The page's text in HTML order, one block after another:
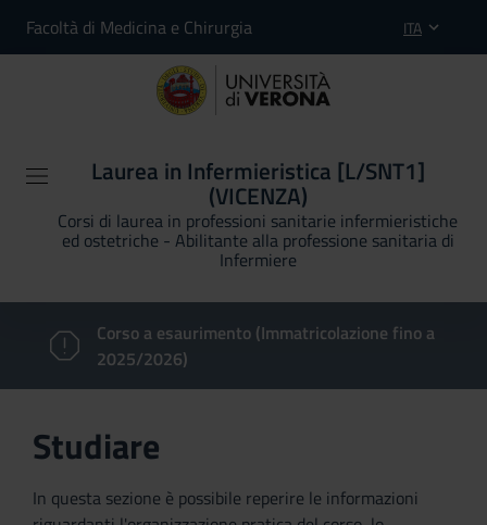
Facoltà di Medicina e Chirurgia ITA
Laurea in Infermieristica [L/SNT1]
(VICENZA)
Corsi di laurea in professioni sanitarie infermieristiche
ed ostetriche - Abilitante alla professione sanitaria di
Infermiere
Corso a esaurimento (Immatricolazione fino a
2025/2026)
Studiare
In questa sezione è possibile reperire le informazioni